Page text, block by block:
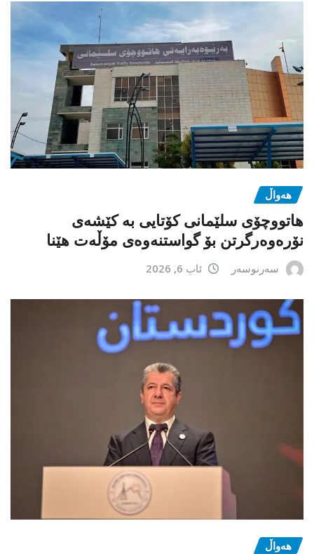
هەواڵ
هاتووچۆی سلێمانی کۆتایی بە کێشەی
نۆرەوەرگرتن بۆ گواستنەوەی مۆڵەت هێنا
سەرنوسەر ئاب 6, 2026
هەواڵ